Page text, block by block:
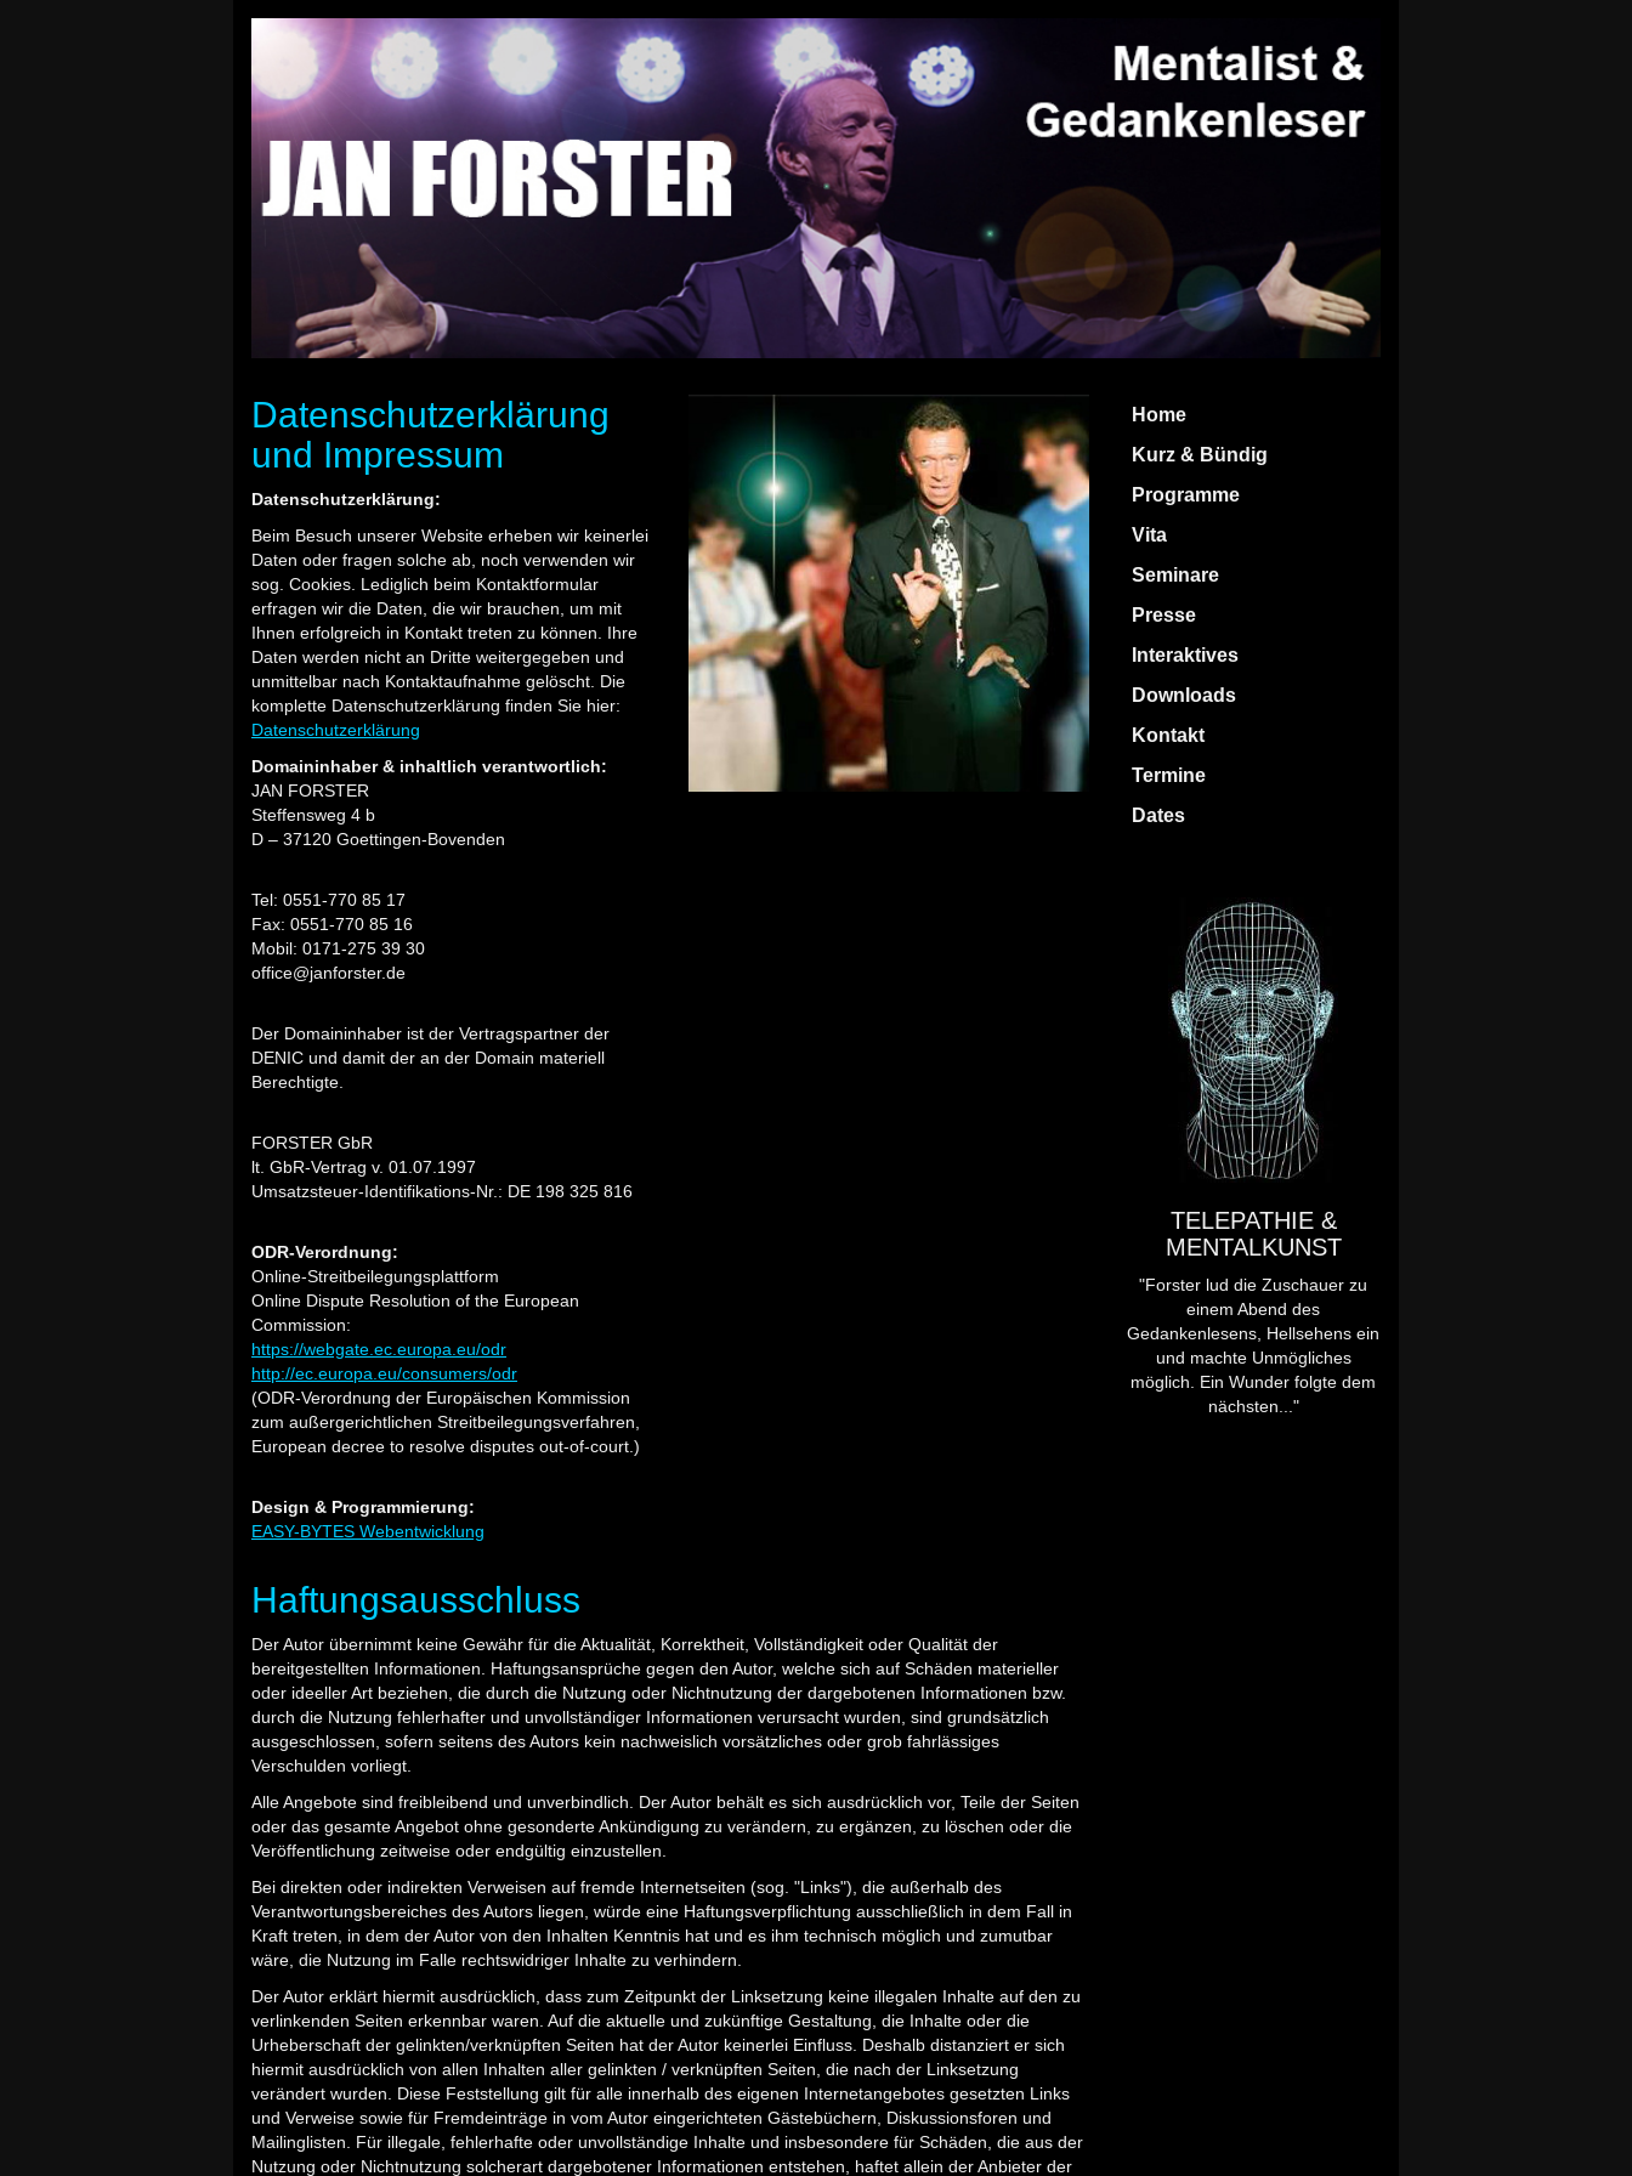
Datenschutzerklärung
und Impressum
Datenschutzerklärung:
Beim Besuch unserer Website erheben wir keinerlei
Daten oder fragen solche ab, noch verwenden wir
sog. Cookies. Lediglich beim Kontaktformular
erfragen wir die Daten, die wir brauchen, um mit
Ihnen erfolgreich in Kontakt treten zu können. Ihre
Daten werden nicht an Dritte weitergegeben und
unmittelbar nach Kontaktaufnahme gelöscht. Die
komplette Datenschutzerklärung finden Sie hier:
Datenschutzerklärung
Domaininhaber & inhaltlich verantwortlich:
JAN FORSTER
Steffensweg 4 b
D – 37120 Goettingen-Bovenden
Tel: 0551-770 85 17
Fax: 0551-770 85 16
Mobil: 0171-275 39 30
office@janforster.de
Der Domaininhaber ist der Vertragspartner der
DENIC und damit der an der Domain materiell
Berechtigte.
FORSTER GbR
lt. GbR-Vertrag v. 01.07.1997
Umsatzsteuer-Identifikations-Nr.: DE 198 325 816
ODR-Verordnung:
Online-Streitbeilegungsplattform
Online Dispute Resolution of the European
Commission:
https://webgate.ec.europa.eu/odr
http://ec.europa.eu/consumers/odr
(ODR-Verordnung der Europäischen Kommission
zum außergerichtlichen Streitbeilegungsverfahren,
European decree to resolve disputes out-of-court.)
Design & Programmierung:
EASY-BYTES Webentwicklung
Haftungsausschluss
Der Autor übernimmt keine Gewähr für die Aktualität, Korrektheit, Vollständigkeit oder Qualität der
bereitgestellten Informationen. Haftungsansprüche gegen den Autor, welche sich auf Schäden materieller
oder ideeller Art beziehen, die durch die Nutzung oder Nichtnutzung der dargebotenen Informationen bzw.
durch die Nutzung fehlerhafter und unvollständiger Informationen verursacht wurden, sind grundsätzlich
ausgeschlossen, sofern seitens des Autors kein nachweislich vorsätzliches oder grob fahrlässiges
Verschulden vorliegt.
Alle Angebote sind freibleibend und unverbindlich. Der Autor behält es sich ausdrücklich vor, Teile der Seiten
oder das gesamte Angebot ohne gesonderte Ankündigung zu verändern, zu ergänzen, zu löschen oder die
Veröffentlichung zeitweise oder endgültig einzustellen.
Bei direkten oder indirekten Verweisen auf fremde Internetseiten (sog. "Links"), die außerhalb des
Verantwortungsbereiches des Autors liegen, würde eine Haftungsverpflichtung ausschließlich in dem Fall in
Kraft treten, in dem der Autor von den Inhalten Kenntnis hat und es ihm technisch möglich und zumutbar
wäre, die Nutzung im Falle rechtswidriger Inhalte zu verhindern.
Der Autor erklärt hiermit ausdrücklich, dass zum Zeitpunkt der Linksetzung keine illegalen Inhalte auf den zu
verlinkenden Seiten erkennbar waren. Auf die aktuelle und zukünftige Gestaltung, die Inhalte oder die
Urheberschaft der gelinkten/verknüpften Seiten hat der Autor keinerlei Einfluss. Deshalb distanziert er sich
hiermit ausdrücklich von allen Inhalten aller gelinkten / verknüpften Seiten, die nach der Linksetzung
verändert wurden. Diese Feststellung gilt für alle innerhalb des eigenen Internetangebotes gesetzten Links
und Verweise sowie für Fremdeinträge in vom Autor eingerichteten Gästebüchern, Diskussionsforen und
Mailinglisten. Für illegale, fehlerhafte oder unvollständige Inhalte und insbesondere für Schäden, die aus der
Nutzung oder Nichtnutzung solcherart dargebotener Informationen entstehen, haftet allein der Anbieter der
Home
Kurz & Bündig
Programme
Vita
Seminare
Presse
Interaktives
Downloads
Kontakt
Termine
Dates
TELEPATHIE &
MENTALKUNST
"Forster lud die Zuschauer zu
einem Abend des
Gedankenlesens, Hellsehens ein
und machte Unmögliches
möglich. Ein Wunder folgte dem
nächsten..."